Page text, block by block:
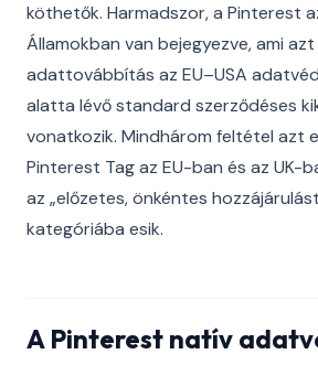
köthetők. Harmadszor, a Pinterest
Államokban van bejegyezve, ami
adattovábbítás az EU–USA
alatta lévő standard szerződéses
vonatkozik. Mindhárom feltétel azt
Pinterest Tag az EU-ban és az UK-
az „előzetes, önkéntes
kategóriába esik.
A Pinterest natív